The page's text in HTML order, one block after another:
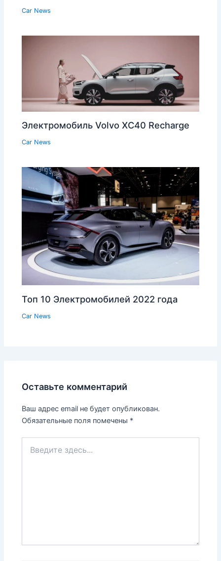
Car News
Электромобиль Volvo XC40 Recharge
Car News
Топ 10 Электромобилей 2022 года
Car News
Оставьте комментарий
Ваш адрес email не будет опубликован.
Обязательные поля помечены *
здесь...